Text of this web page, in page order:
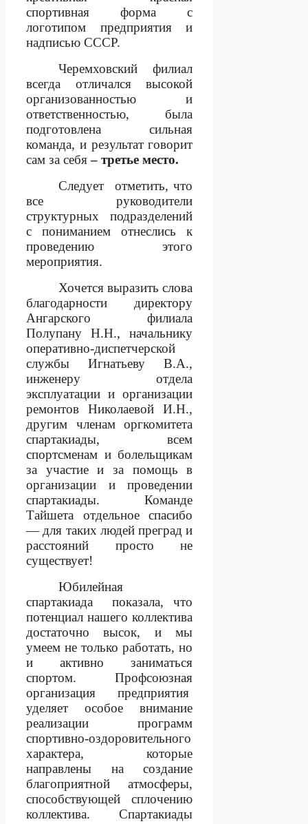
спортивная форма с
логотипом предприятия и
надписью СССР.
Черемховский филиал
всегда отличался высокой
организованностью и
ответственностью, была
подготовлена
сильная
команда, и результат говорит
сам за себя– третье место.
Следует
отметить, что
все руководители
структурных подразделений
с пониманием отнеслись к
проведению этого
мероприятия.
Хочется выразить слова
благодарности директору
Ангарского филиала
Полупану Н.Н., начальнику
оперативно-диспетчерской
службы Игнатьеву В.А.,
инженеру отдела
эксплуатации и организации
ремонтов Николаевой И.Н.,
другим членам оргкомитета
спартакиады, всем
спортсменам и болельщикам
за участие и за помощь в
организации и проведении
спартакиады. Команде
Тайшета отдельное спасибо
— для таких людей преград и
расстояний просто не
существует!
Юбилейная
спартакиада
показала, что
потенциал нашего коллектива
достаточно высок, и мы
умеем не только работать, но
и активно заниматься
спортом.
Профсоюзная
организация
предприятия
уделяет особое внимание
реализации программ
спортивно-оздоровительного
характера, которые
направлены на создание
благоприятной атмосферы,
способствующей сплочению
коллектива. Спартакиады